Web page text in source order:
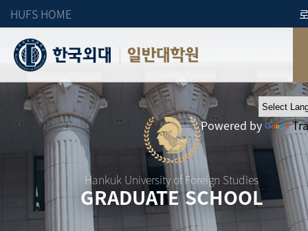
HUFS HOME
일반대학원
Hankuk University of Foreign Studies
GRADUATE SCHOOL
Powered by